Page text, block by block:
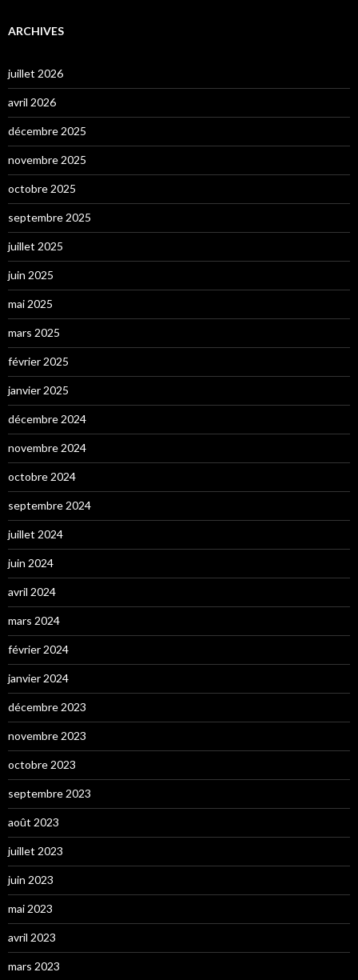
ARCHIVES
juillet 2026
avril 2026
décembre 2025
novembre 2025
octobre 2025
septembre 2025
juillet 2025
juin 2025
mai 2025
mars 2025
février 2025
janvier 2025
décembre 2024
novembre 2024
octobre 2024
septembre 2024
juillet 2024
juin 2024
avril 2024
mars 2024
février 2024
janvier 2024
décembre 2023
novembre 2023
octobre 2023
septembre 2023
août 2023
juillet 2023
juin 2023
mai 2023
avril 2023
mars 2023